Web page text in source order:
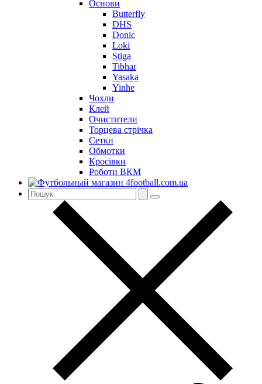
Основи
Butterfly
DHS
Donic
Loki
Stiga
Tibhar
Yasaka
Yinhe
Чохли
Клей
Очистители
Торцева стрічка
Сетки
Обмотки
Кросівки
Роботи ВКМ